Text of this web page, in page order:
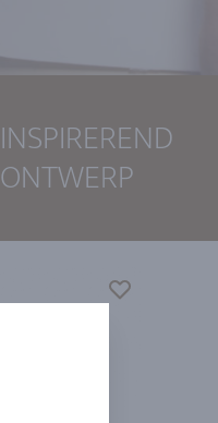
INSPIREREND
ONTWERP